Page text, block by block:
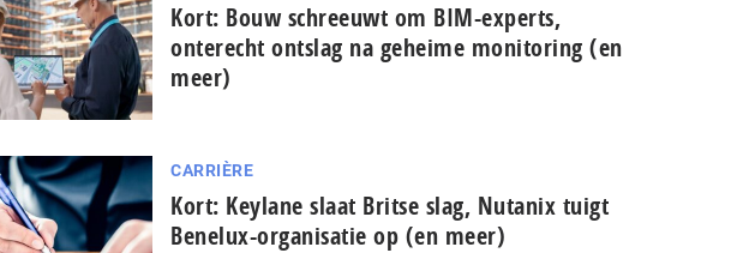
Kort: Bouw schreeuwt om BIM-experts,
onterecht ontslag na geheime monitoring (en
meer)
CARRIÈRE
Kort: Keylane slaat Britse slag, Nutanix tuigt
Benelux-organisatie op (en meer)